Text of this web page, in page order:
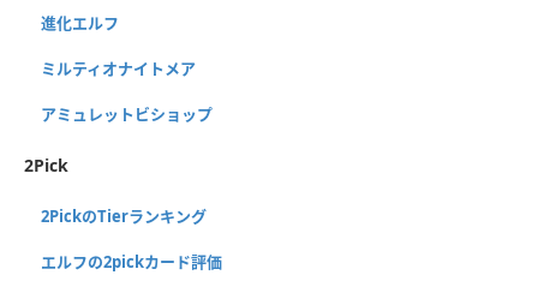
進化エルフ
ミルティオナイトメア
アミュレットビショップ
2Pick
2PickのTierランキング
エルフの2pickカード評価